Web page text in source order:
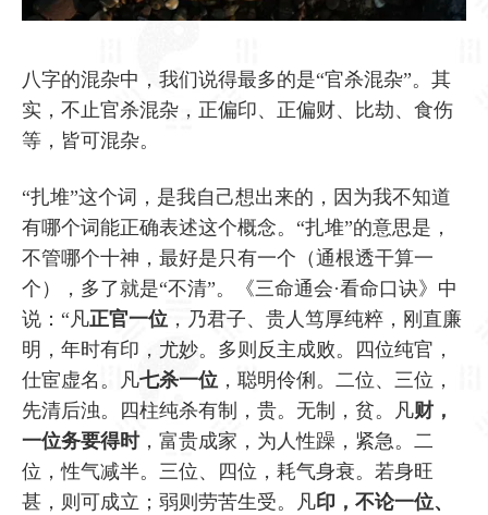
八字的混杂中，我们说得最多的是“官杀混杂”。其
实，不止官杀混杂，正偏印、正偏财、比劫、食伤
等，皆可混杂。
“扎堆”这个词，是我自己想出来的，因为我不知道
有哪个词能正确表述这个概念。“扎堆”的意思是，
不管哪个十神，最好是只有一个（通根透干算一
个），多了就是“不清”。《三命通会·看命口诀》中
说：“凡正官一位 ，乃君子、贵人笃厚纯粹，刚直廉
明，年时有印，尤妙。多则反主成败。四位纯官，
仕宦虚名。凡七杀一位 ，聪明伶俐。二位、三位，
先清后浊。四柱纯杀有制，贵。无制，贫。凡财，
一位务要得时，富贵成家，为人性躁，紧急。二
位，性气减半。三位、四位，耗气身衰。若身旺
甚，则可成立；弱则劳苦生受。凡印，不论一位、